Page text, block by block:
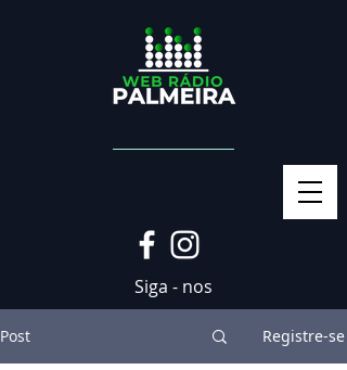
Siga - nos
Post Registre-se